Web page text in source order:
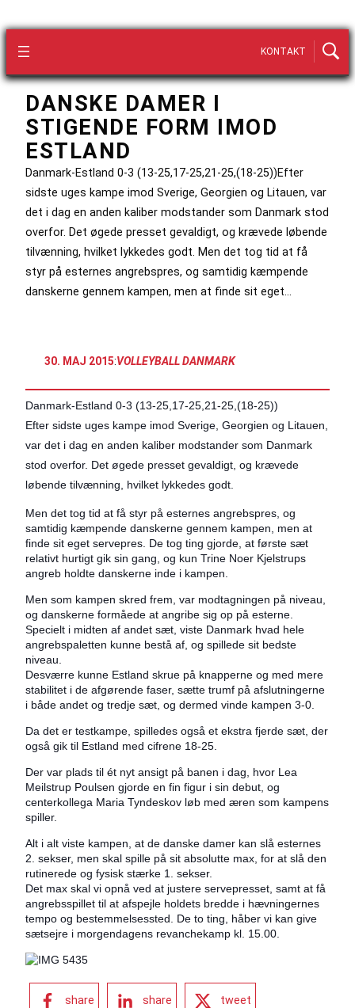
KONTAKT
DANSKE DAMER I
STIGENDE FORM IMOD
ESTLAND
Danmark-Estland 0-3 (13-25,17-25,21-25,(18-25))Efter
sidste uges kampe imod Sverige, Georgien og Litauen, var
det i dag en anden kaliber modstander som Danmark stod
overfor. Det øgede presset gevaldigt, og krævede løbende
tilvænning, hvilket lykkedes godt. Men det tog tid at få
styr på esternes angrebspres, og samtidig kæmpende
danskerne gennem kampen, men at finde sit eget…
30. MAJ 2015:VOLLEYBALL DANMARK
Danmark-Estland 0-3 (13-25,17-25,21-25,(18-25))
Efter sidste uges kampe imod Sverige, Georgien og Litauen,
var det i dag en anden kaliber modstander som Danmark
stod overfor. Det øgede presset gevaldigt, og krævede
løbende tilvænning, hvilket lykkedes godt.
Men det tog tid at få styr på esternes angrebspres, og
samtidig kæmpende danskerne gennem kampen, men at
finde sit eget servepres. De tog ting gjorde, at første sæt
relativt hurtigt gik sin gang, og kun Trine Noer Kjelstrups
angreb holdte danskerne inde i kampen.
Men som kampen skred frem, var modtagningen på niveau,
og danskerne formåede at angribe sig op på esterne.
Specielt i midten af andet sæt, viste Danmark hvad hele
angrebspaletten kunne bestå af, og spillede sit bedste
niveau.
Desværre kunne Estland skrue på knapperne og med mere
stabilitet i de afgørende faser, sætte trumf på afslutningerne
i både andet og tredje sæt, og dermed vinde kampen 3-0.
Da det er testkampe, spilledes også et ekstra fjerde sæt, der
også gik til Estland med cifrene 18-25.
Der var plads til ét nyt ansigt på banen i dag, hvor Lea
Meilstrup Poulsen gjorde en fin figur i sin debut, og
centerkollega Maria Tyndeskov løb med æren som kampens
spiller.
Alt i alt viste kampen, at de danske damer kan slå esternes
2. sekser, men skal spille på sit absolutte max, for at slå den
rutinerede og fysisk stærke 1. sekser.
Det max skal vi opnå ved at justere servepresset, samt at få
angrebsspillet til at afspejle holdets bredde i hævningernes
tempo og bestemmelsessted. De to ting, håber vi kan give
sætsejre i morgendagens revanchekamp kl. 15.00.
share share tweet